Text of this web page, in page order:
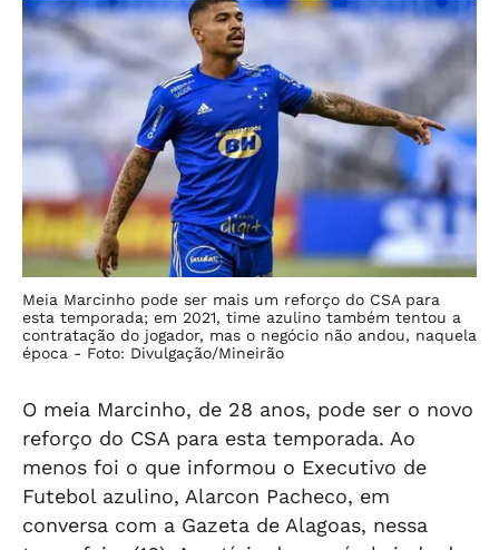
Meia Marcinho pode ser mais um reforço do CSA para
esta temporada; em 2021, time azulino também tentou a
contratação do jogador, mas o negócio não andou, naquela
época - Foto: Divulgação/Mineirão
O meia Marcinho, de 28 anos, pode ser o novo
reforço do CSA para esta temporada. Ao
menos foi o que informou o Executivo de
Futebol azulino, Alarcon Pacheco, em
conversa com a Gazeta de Alagoas, nessa